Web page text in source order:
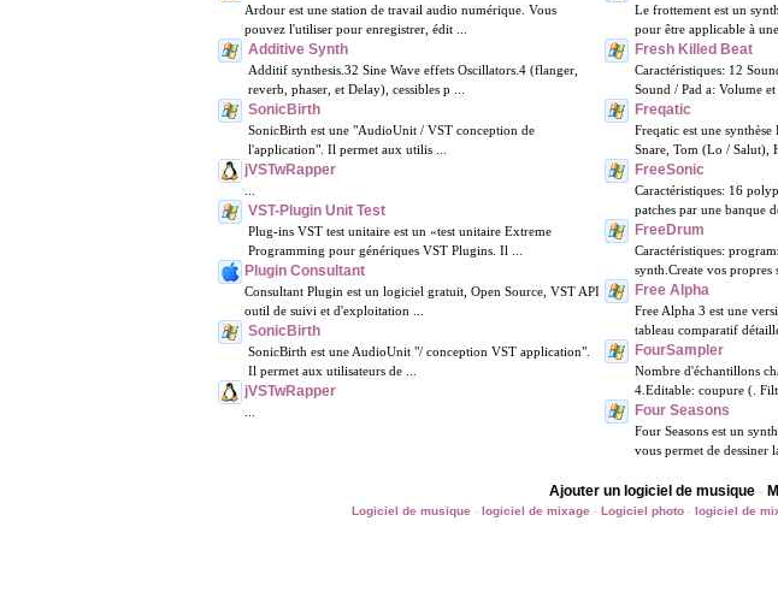
Ardour est une station de travail audio numérique. Vous
pouvez l'utiliser pour enregistrer, édit ...
Additive Synth
Additif synthesis.32 Sine Wave effets Oscillators.4 (flanger,
reverb, phaser, et Delay), cessibles p ...
SonicBirth
SonicBirth est une "AudioUnit / VST conception de
l'application". Il permet aux utilis ...
jVSTwRapper
VST-Plugin Unit Test
Plug-ins VST test unitaire est un «test unitaire Extreme
Programming pour génériques VST Plugins. Il ...
Plugin Consultant
Consultant Plugin est un logiciel gratuit, Open Source, VST API
outil de suivi et d'exploitation ...
SonicBirth
SonicBirth est une AudioUnit "/ conception VST application".
Il permet aux utilisateurs de ...
jVSTwRapper
Le frottement est un
pour être applicable à une
Fresh Killed Beat
Caractéristiques: 12
Sound / Pad a: Volume et
Freqatic
Freqatic est une
Snare, Tom (Lo / Salut),
FreeSonic
Caractéristiques: 16
patches par une banque
FreeDrum
Caractéristiques:
synth.Create vos propres
Free Alpha
Free Alpha 3 est une
tableau comparatif
FourSampler
Nombre d'échantillons
4.Editable: coupure (.
Four Seasons
Four Seasons est un
vous permet de dessiner
Ajouter un logiciel de musique -
Logiciel de musique - logiciel de mixage - Logiciel photo- logiciel de